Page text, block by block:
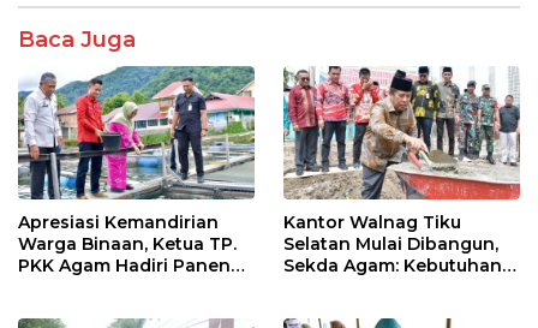
o
k
p
p
Baca Juga
Apresiasi Kemandirian
Warga Binaan, Ketua TP.
PKK Agam Hadiri Panen
Kantor Walnag Tiku
Selatan Mulai Dibangun,
Sekda Agam: Kebutuhan